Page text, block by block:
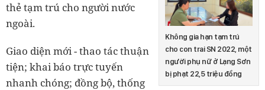
Không gia hạn tạm trú
cho con trai SN 2022, một
người phụ nữ ở Lạng Sơn
bị phạt 22,5 triệu đồng
thẻ tạm trú cho người nước
ngoài.
Giao diện mới - thao tác thuận
tiện; khai báo trực tuyến
nhanh chóng; đồng bộ, thống